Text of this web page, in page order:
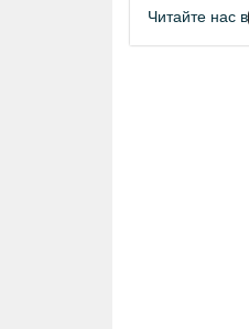
Читайте нас в